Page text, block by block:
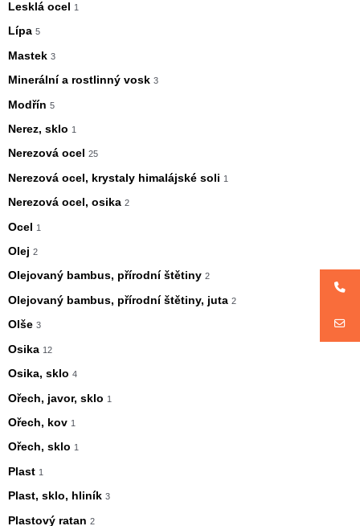
Lesklá ocel 1
Lípa 5
Mastek 3
Minerální a rostlinný vosk 3
Modřín 5
Nerez, sklo 1
Nerezová ocel 25
Nerezová ocel, krystaly himalájské soli 1
Nerezová ocel, osika 2
Ocel 1
Olej 2
Olejovaný bambus, přírodní štětiny 2
Olejovaný bambus, přírodní štětiny, juta 2
Olše 3
Osika 12
Osika, sklo 4
Ořech, javor, sklo 1
Ořech, kov 1
Ořech, sklo 1
Plast 1
Plast, sklo, hliník 3
Plastový ratan 2